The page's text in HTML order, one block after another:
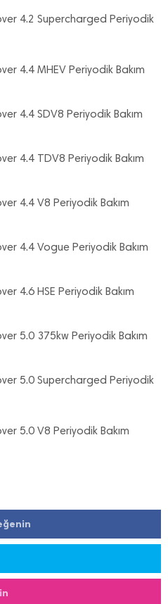
4.2 Supercharged Periyodik
4.4 MHEV Periyodik Bakım
4.4 SDV8 Periyodik Bakım
4.4 TDV8 Periyodik Bakım
4.4 V8 Periyodik Bakım
4.4 Vogue Periyodik Bakım
4.6 HSE Periyodik Bakım
5.0 375kw Periyodik Bakım
5.0 Supercharged Periyodik
5.0 V8 Periyodik Bakım